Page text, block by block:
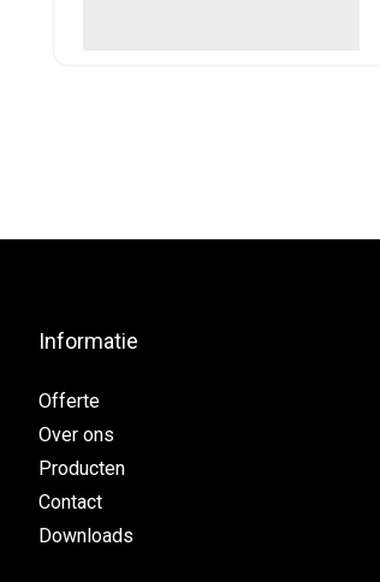
Informatie
Offerte
Over ons
Producten
Contact
Downloads